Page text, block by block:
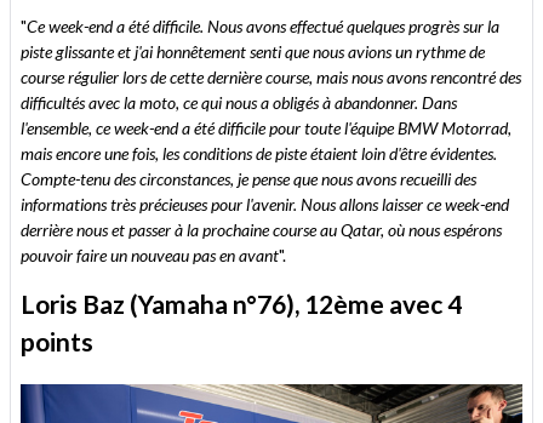
"Ce week-end a été difficile. Nous avons effectué quelques progrès sur la
piste glissante et j'ai honnêtement senti que nous avions un rythme de
course régulier lors de cette dernière course, mais nous avons rencontré des
difficultés avec la moto, ce qui nous a obligés à abandonner. Dans
l'ensemble, ce week-end a été difficile pour toute l'équipe BMW Motorrad,
mais encore une fois, les conditions de piste étaient loin d'être évidentes.
Compte-tenu des circonstances, je pense que nous avons recueilli des
informations très précieuses pour l'avenir. Nous allons laisser ce week-end
derrière nous et passer à la prochaine course au Qatar, où nous espérons
pouvoir faire un nouveau pas en avant".
Loris Baz (Yamaha n°76), 12ème avec 4
points